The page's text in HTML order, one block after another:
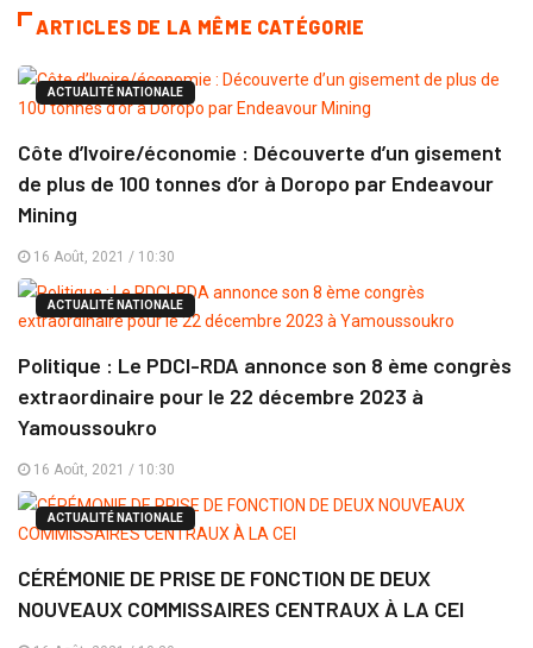
ARTICLES DE LA MÊME CATÉGORIE
ACTUALITÉ NATIONALE
Côte d’Ivoire/économie : Découverte d’un gisement
de plus de 100 tonnes d’or à Doropo par Endeavour
Mining
16 Août, 2021 / 10:30
ACTUALITÉ NATIONALE
Politique : Le PDCI-RDA annonce son 8 ème congrès
extraordinaire pour le 22 décembre 2023 à
Yamoussoukro
16 Août, 2021 / 10:30
ACTUALITÉ NATIONALE
CÉRÉMONIE DE PRISE DE FONCTION DE DEUX
NOUVEAUX COMMISSAIRES CENTRAUX À LA CEI